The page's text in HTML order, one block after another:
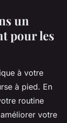
un
pour les
à votre
à pied. En
routine
votre